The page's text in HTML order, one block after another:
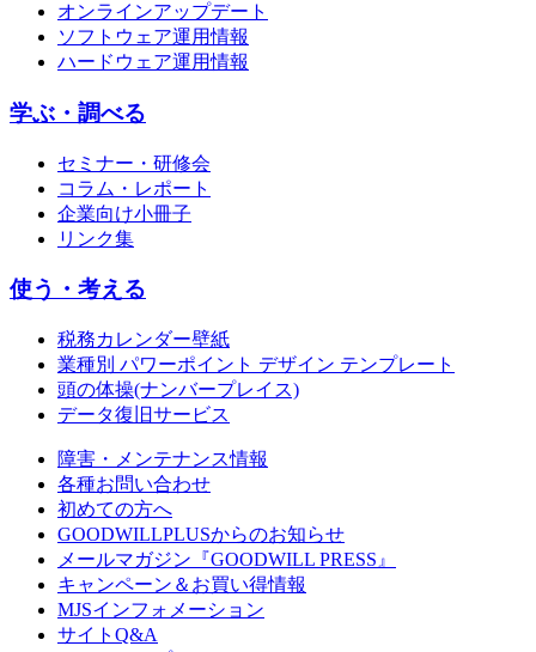
オンラインアップデート
ソフトウェア運用情報
ハードウェア運用情報
学ぶ・調べる
セミナー・研修会
コラム・レポート
企業向け小冊子
リンク集
使う・考える
税務カレンダー壁紙
業種別 パワーポイント デザイン テンプレート
頭の体操(ナンバープレイス)
データ復旧サービス
障害・メンテナンス情報
各種お問い合わせ
初めての方へ
GOODWILLPLUSからのお知らせ
メールマガジン『GOODWILL PRESS』
キャンペーン＆お買い得情報
MJSインフォメーション
サイトQ&A